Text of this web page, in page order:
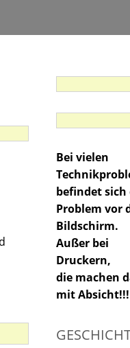
Bei vielen
befindet sich
Problem vor
Bildschirm.
Außer bei
Druckern,
die machen
mit Absicht!!!